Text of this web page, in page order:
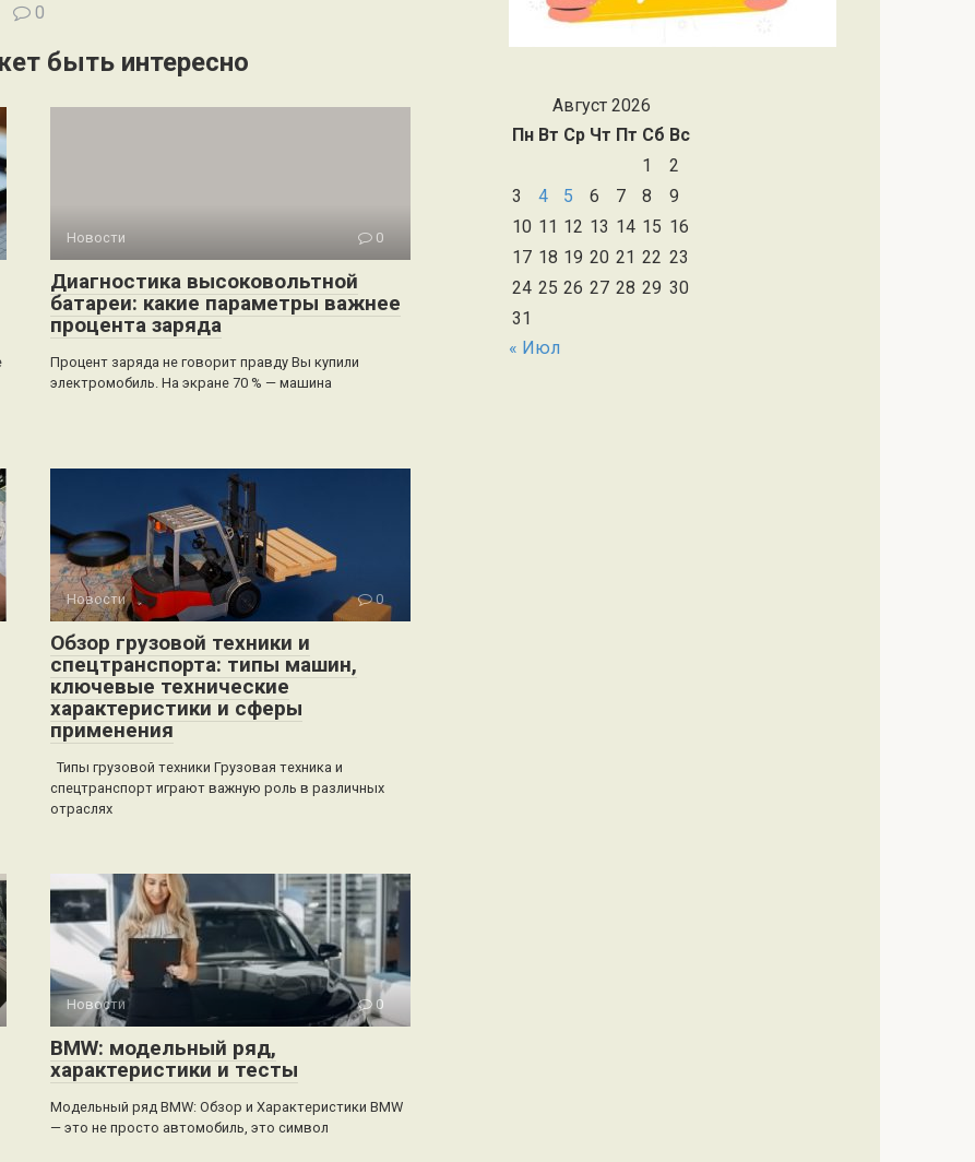
0
быть интересно
Новости 0
Диагностика высоковольтной
батареи: какие параметры важнее
процента заряда
Процент заряда не говорит правду Вы купили
электромобиль. На экране 70 % — машина
Новости 0
Обзор грузовой техники и
спецтранспорта: типы машин,
ключевые технические
характеристики и сферы
применения
Типы грузовой техники Грузовая техника и
спецтранспорт играют важную роль в различных
отраслях
Новости 0
BMW: модельный ряд,
характеристики и тесты
Модельный ряд BMW: Обзор и Характеристики BMW
— это не просто автомобиль, это символ
Август 2026
Пн Вт Ср Чт Пт Сб Вс
1
2
3
4 5 6 7 8
9
10 11 12 13 14 15 16
17 18 19 20 21 22 23
24 25 26 27 28 29 30
31
« Июл